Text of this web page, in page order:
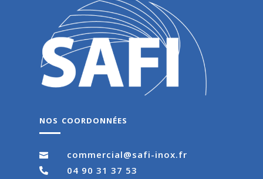
nos coordonnées
 commercial@safi-inox.fr
 04 90 31 37 53